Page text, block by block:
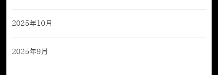
2025年10月
2025年9月